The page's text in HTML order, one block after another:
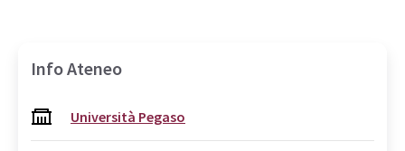
Info Ateneo
Università Pegaso